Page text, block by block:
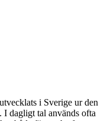
i Sverige ur den
I dagligt tal används ofta